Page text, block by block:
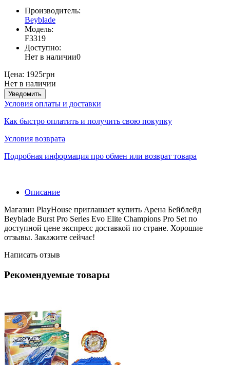
Производитель:
Beyblade
Модель:
F3319
Доступно:
Нет в наличии0
Цена: 1925грн
Нет в наличии
Уведомить
Условия оплаты и доставки
Как быстро оплатить и получить свою покупку
Условия возврата
Подробная информация про обмен или возврат товара
Описание
Магазин PlayHouse приглашает купить Арена Бейблейд
Beyblade Burst Pro Series Evo Elite Champions Pro Set по
доступной цене экспресс доставкой по стране. Хорошие
отзывы. Закажите сейчас!
Написать отзыв
Рекомендуемые товары